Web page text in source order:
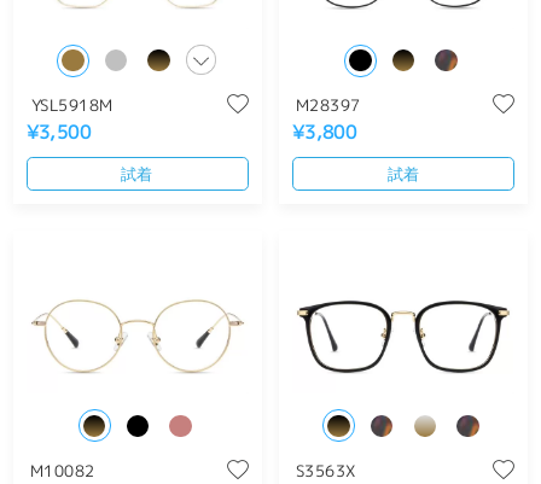
YSL5918M
¥3,500
試着
M28397
¥3,800
試着
M10082 S3563X